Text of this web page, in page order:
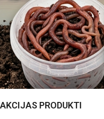
AKCIJAS PRODUKTI